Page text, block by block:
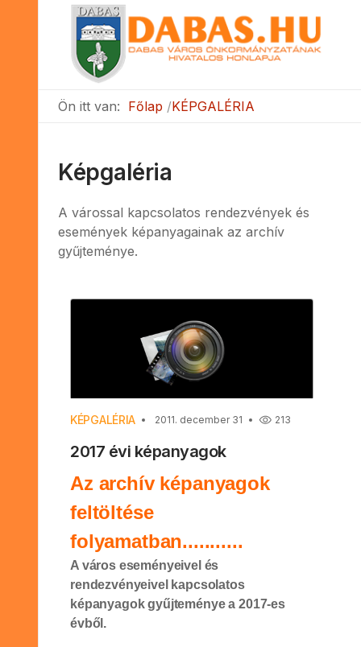
Ön itt van: Főlap KÉPGALÉRIA
Képgaléria
A várossal kapcsolatos rendezvények és
események képanyagainak az archív
gyűjteménye.
KÉPGALÉRIA 2011. december 31 213
2017 évi képanyagok
Az archív képanyagok
feltöltése
folyamatban...........
A város eseményeivel és
rendezvényeivel kapcsolatos
képanyagok gyűjteménye a 2017-es
évből.